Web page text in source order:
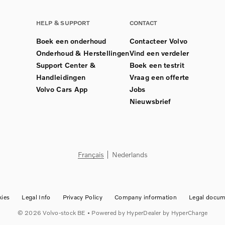
HELP & SUPPORT
Boek een onderhoud
Onderhoud & Herstellingen
Support Center &
Handleidingen
Volvo Cars App
CONTACT
Contacteer Volvo
Vind een verdeler
Boek een testrit
Vraag een offerte
Jobs
Nieuwsbrief
Français Nederlands
Legal Info Privacy Policy Company information Legal
© 2026 Volvo-stock BE • Powered by HyperDealer by HyperCharge